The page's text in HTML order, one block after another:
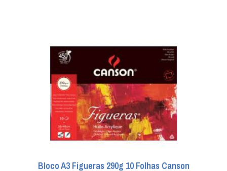
Bloco A3 Figueras 290g 10 Folhas Canson